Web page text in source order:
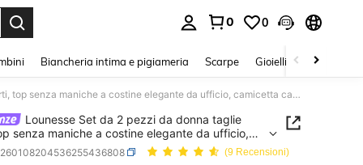
0 0
Biancheria intima e pigiameria Scarpe Gioielli E Accessori
Lounesse Set da 2 pezzi da donna taglie forti, top senza maniche a costine elegante da ufficio, camicetta casual estiva elegante beige per tutti i giorni
Lounesse Set da 2 pezzi da donna taglie
senza maniche a costine elegante da ufficio,
casual estiva elegante beige per tutti i giorni(9 Recensioni)